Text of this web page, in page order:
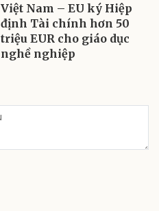
Việt Nam – EU ký Hiệp
định Tài chính hơn 50
triệu EUR cho giáo dục
nghề nghiệp